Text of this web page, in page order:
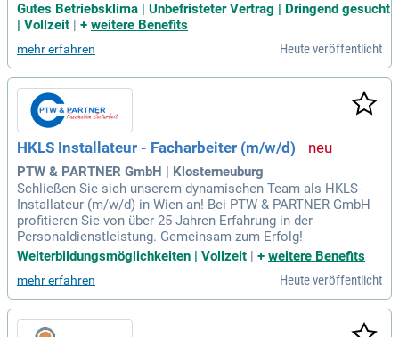
Gutes Betriebsklima | Unbefristeter Vertrag | Dringend gesucht
| Vollzeit
+ weitere Benefits
mehr erfahren Heute veröffentlicht
HKLS Installateur - Facharbeiter (m/w/d)
PTW & PARTNER GmbH | Klosterneuburg
Schließen Sie sich unserem dynamischen Team als HKLS-
Installateur (m/w/d) in Wien an! Bei PTW & PARTNER GmbH
profitieren Sie von über 25 Jahren Erfahrung in der
Personaldienstleistung. Gemeinsam zum Erfolg!
Weiterbildungsmöglichkeiten | Vollzeit | + weitere Benefits
mehr erfahren Heute veröffentlicht